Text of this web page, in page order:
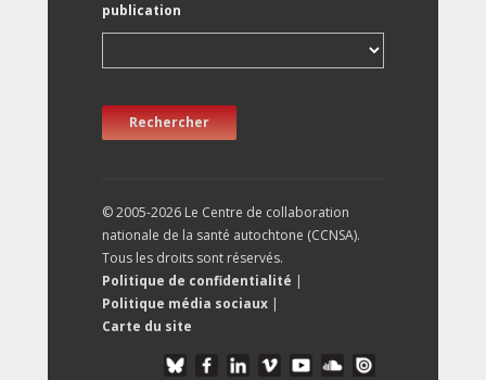
publication
Rechercher
© 2005-2026 Le Centre de collaboration
nationale de la santé autochtone (CCNSA).
Tous les droits sont réservés.
Politique de confidentialité |
Politique média sociaux |
Carte du site